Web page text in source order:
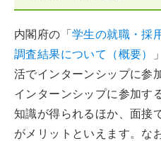
内閣府の「学生の就職・採
調査結果について（概要）
活でインターンシップに参
インターンシップに参加す
知識が得られるほか、面接
がメリットといえます。な